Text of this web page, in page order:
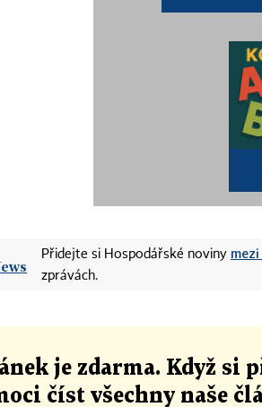
Přidejte si Hospodářské noviny
zprávách.
je zdarma. Když si
číst všechny naše